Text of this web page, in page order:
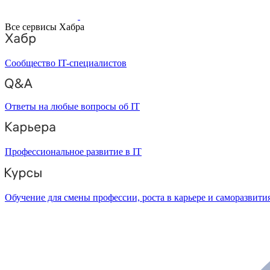
Все сервисы Хабра
Сообщество IT-специалистов
Ответы на любые вопросы об IT
Профессиональное развитие в IT
Обучение для смены профессии, роста в карьере и